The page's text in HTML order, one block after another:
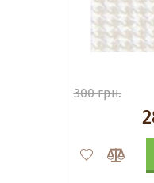
300 грн.